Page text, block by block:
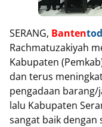
SERANG, Banten
Rachmatuzakiyah
Kabupaten
dan terus
pengadaan barang/
lalu Kabupaten
sangat baik dengan